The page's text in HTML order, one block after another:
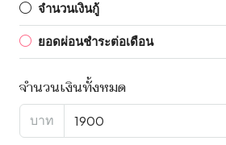
จำนวนเงินกู้
ยอดผ่อนชำระต่อเดือน
จำนวนเงินทั้งหมด
บาท